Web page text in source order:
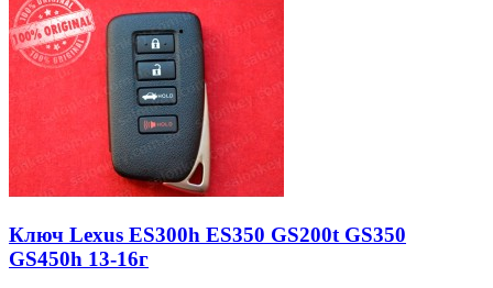
Ключ Lexus ES300h ES350 GS200t GS350
GS450h 13-16г